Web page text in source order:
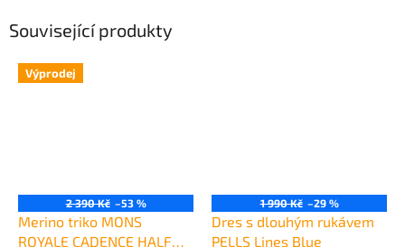
Související produkty
Výprodej
2 390 Kč –53 %
Merino triko MONS
ROYALE CADENCE HALF
1 990 Kč –29 %
Dres s dlouhým rukávem
PELLS Lines Blue